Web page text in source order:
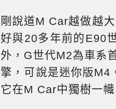
剛說道M Car越做越
好與20多年前的E90
外，G世代M2為車系
擎，可說是迷你版M4
它在M Car中獨樹一幟